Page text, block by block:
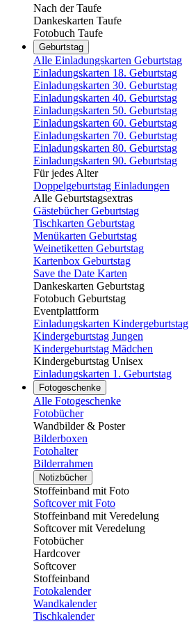
Nach der Taufe
Dankeskarten Taufe
Fotobuch Taufe
Geburtstag
Alle Einladungskarten Geburtstag
Einladungskarten 18. Geburtstag
Einladungskarten 30. Geburtstag
Einladungskarten 40. Geburtstag
Einladungskarten 50. Geburtstag
Einladungskarten 60. Geburtstag
Einladungskarten 70. Geburtstag
Einladungskarten 80. Geburtstag
Einladungskarten 90. Geburtstag
Für jedes Alter
Doppelgeburtstag Einladungen
Alle Geburtstagsextras
Gästebücher Geburtstag
Tischkarten Geburtstag
Menükarten Geburtstag
Weinetiketten Geburtstag
Kartenbox Geburtstag
Save the Date Karten
Dankeskarten Geburtstag
Fotobuch Geburtstag
Eventplattform
Einladungskarten Kindergeburtstag
Kindergeburtstag Jungen
Kindergeburtstag Mädchen
Kindergeburtstag Unisex
Einladungskarten 1. Geburtstag
Fotogeschenke
Alle Fotogeschenke
Fotobücher
Wandbilder & Poster
Bilderboxen
Fotohalter
Bilderrahmen
Notizbücher
Stoffeinband mit Foto
Softcover mit Foto
Stoffeinband mit Veredelung
Softcover mit Veredelung
Fotobücher
Hardcover
Softcover
Stoffeinband
Fotokalender
Wandkalender
Tischkalender